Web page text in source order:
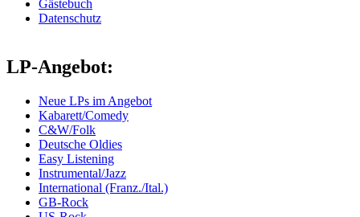
Gästebuch
Datenschutz
LP-Angebot:
Neue LPs im Angebot
Kabarett/Comedy
C&W/Folk
Deutsche Oldies
Easy Listening
Instrumental/Jazz
International (Franz./Ital.)
GB-Rock